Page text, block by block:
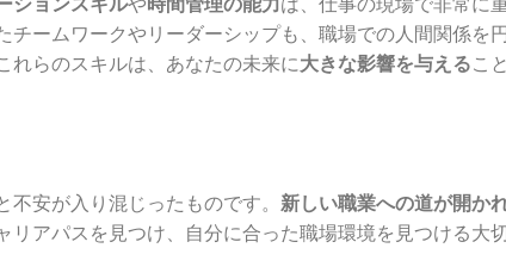
チームワークやリーダーシップも、職場での人間関係を
れらのスキルは、あなたの未来に大きな影響を与えるこ
安が入り混じったものです。 新しい職業への道が開か
リアパスを見つけ、自分に合った職場環境を見つける大